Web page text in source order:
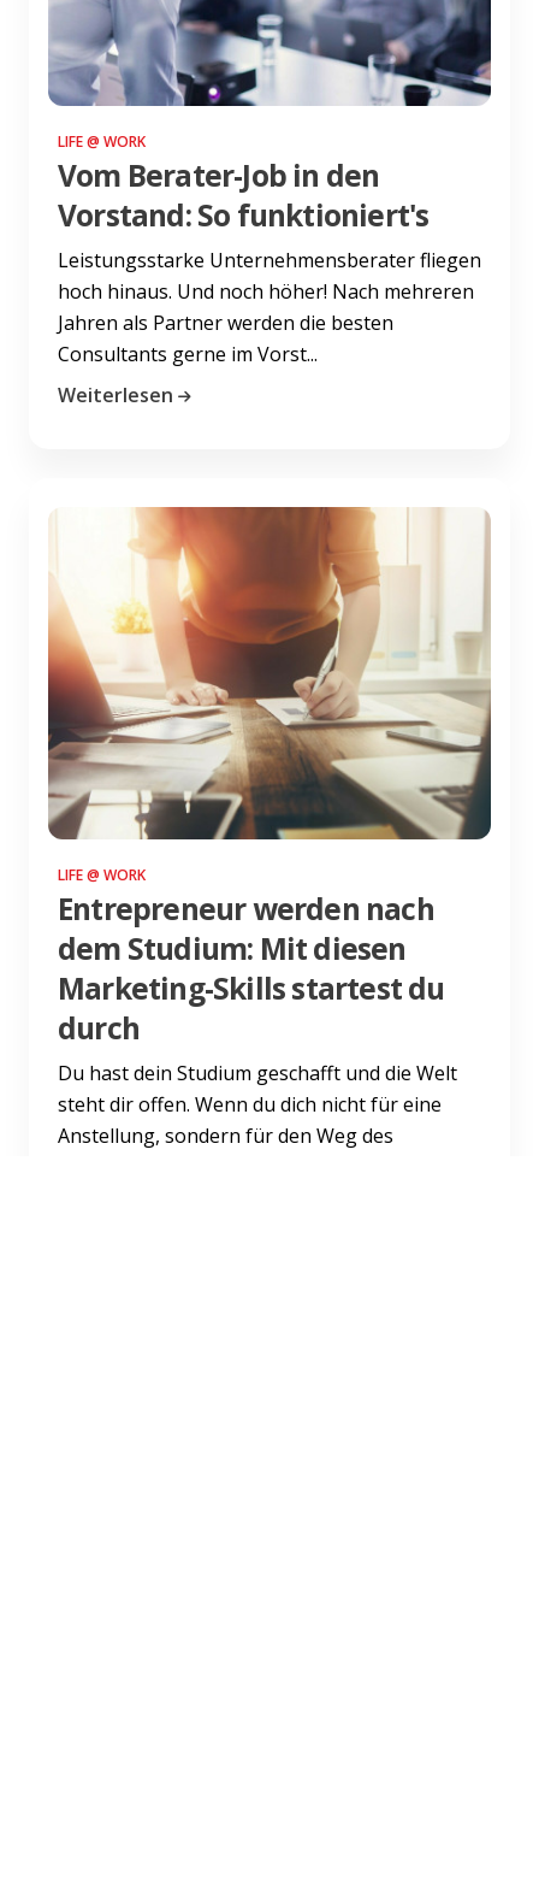
LIFE @ WORK
Vom Berater-Job in den
Vorstand: So funktioniert's
Leistungsstarke Unternehmensberater fliegen
hoch hinaus. Und noch höher! Nach mehreren
Jahren als Partner werden die besten
Consultants gerne im Vorst...
Weiterlesen
LIFE @ WORK
Entrepreneur werden nach
dem Studium: Mit diesen
Marketing-Skills startest du
durch
Du hast dein Studium geschafft und die Welt
steht dir offen. Wenn du dich nicht für eine
Anstellung, sondern für den Weg des